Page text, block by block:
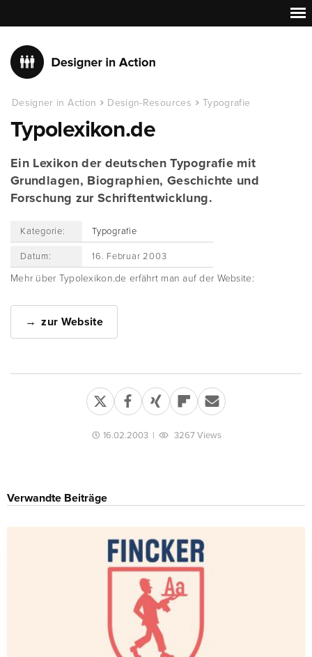
Designer in Action Design-Resources Typografie
Typolexikon.de
Ein Lexikon der deutschen Typografie mit
Grundlagen, Biographien, Geschichte und
Forschung zur Schriftentwicklung.
Kategorie: Typografie
Datum: 16. Februar 2003
Mehr über Typolexikon.de erfährt man auf der Website:
zur Website
16.02.2003| 3267 Views
Verwandte Beiträge